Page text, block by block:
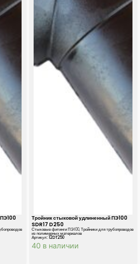
Тройник стыковой удлиненный ПЭ100
SDR17 D250
Стыковые фитинги ПЭ100,Тройники для трубопроводов
из полимерных материалов
Артикул: 12DT250
40 в наличии